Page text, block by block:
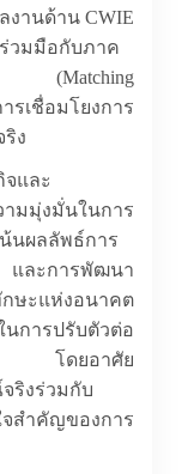
งานด้าน CWIE
วมมือกับภาค
การ (Matching
รเชื่อมโยงการ
ง
และ
มมุ่งมั่นในการ
นผลลัพธ์การ
และการพัฒนา
ษะแห่งอนาคต
นการปรับตัวต่อ
าน โดยอาศัย
ริงร่วมกับ
ำคัญของการ